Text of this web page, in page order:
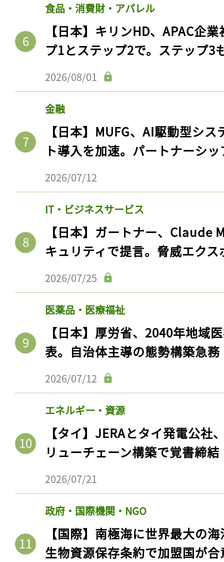
食品・消費財・アパレル
【日本】キリンHD、APAC企
プ1とステップ2で。ステップ3
2026/08/01
金融
【日本】MUFG、AI駆動型シ
ト導入を加速。パートナーシ
2026/07/12
IT・ビジネスサービス
【日本】ガートナー、Claude
キュリティで提言。脅威エク
2026/07/25
医薬品・医療福祉
【日本】厚労省、2040年地域
表。自治体主導の態勢構築急務
2026/07/12
エネルギー・資源
【タイ】JERAとタイ発電公社
リューチェーン構築で覚書締結
2026/07/21
政府・国際機関・NGO
【国際】南極海に世界最大の
生物資源保存条約で加盟国が合